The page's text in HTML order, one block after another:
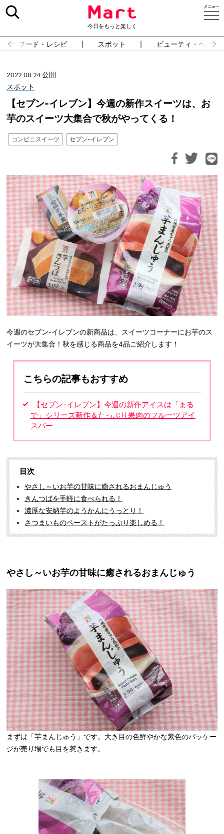
今日をもっと楽しく
フード・レシピ スポット ビューティ・ヘルス
2022.08.24 公開
スポット
【セブン-イレブン】今週の新作スイーツは、お
芋のスイーツ大集合で秋がやってくる！
コンビニスイーツ セブン-イレブン
今週のセブン-イレブンの新商品は、スイーツコーナーにお芋のス
イーツが大集合！秋を感じる商品を4品ご紹介します！
こちらの記事もおすすめ
【セブン-イレブン】今週の新作アイスは「まる
で」シリーズ新作＆たっぷり果肉のフルーツアイ
スバー
目次
やさし～いお芋の甘味に癒されるおまんじゅう
きんつばを手軽に食べられる！
濃厚な安納芋のようかんにうっとり！
さつまいものペーストがたっぷり楽しめる！
やさし～いお芋の甘味に癒されるおまんじゅう
まずは「芋まんじゅう」です。大き目の色鮮やかな紫色のパッケー
ジが売り場でも目を惹きます。